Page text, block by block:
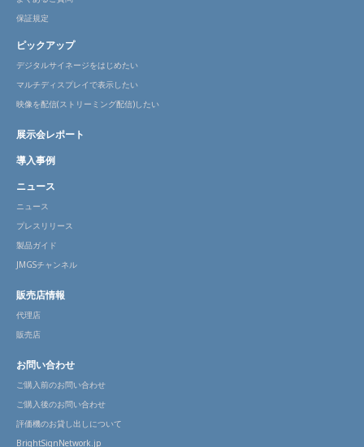
保証規定
ピックアップ
デジタルサイネージをはじめたい
マルチディスプレイで表示したい
映像を配信(ストリーミング配信)したい
展示会レポート
導入事例
ニュース
ニュース
プレスリリース
製品ガイド
JMGSチャンネル
販売店情報
代理店
販売店
お問い合わせ
ご購入前のお問い合わせ
ご購入後のお問い合わせ
評価機のお貸し出しについて
BrightSignNetwork.jp